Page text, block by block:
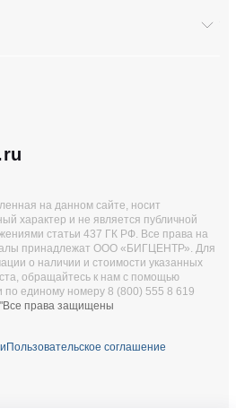
на данном сайте, носит
характер и не является публичной
статьи 437 ГК РФ. Все права на
принадлежат ООО «БИГЦЕНТР». Для
о наличии и стоимости указанных
обращайтесь к нам с помощью
единому номеру 8 (800) 555 8 619
Все права защищены
Пользовательское соглашение